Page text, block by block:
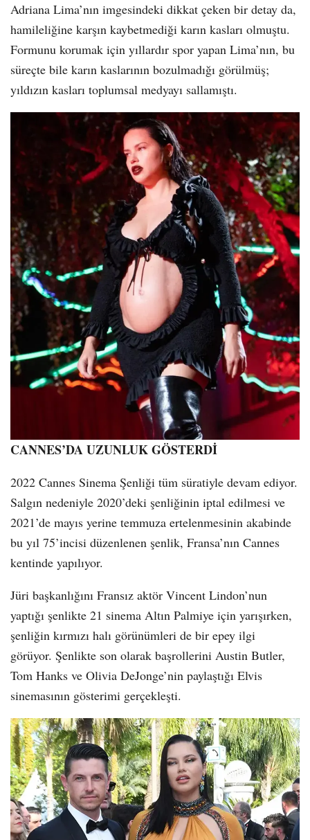
Adriana Lima’nın imgesindeki dikkat çeken bir detay da,
hamileliğine karşın kaybetmediği karın kasları olmuştu.
Formunu korumak için yıllardır spor yapan Lima’nın, bu
süreçte bile karın kaslarının bozulmadığı görülmüş;
yıldızın kasları toplumsal medyayı sallamıştı.
CANNES’DA UZUNLUK GÖSTERDİ
2022 Cannes Sinema Şenliği tüm süratiyle devam ediyor.
Salgın nedeniyle 2020’deki şenliğinin iptal edilmesi ve
2021’de mayıs yerine temmuza ertelenmesinin akabinde
bu yıl 75’incisi düzenlenen şenlik, Fransa’nın Cannes
kentinde yapılıyor.
Jüri başkanlığını Fransız aktör Vincent Lindon’nun
yaptığı şenlikte 21 sinema Altın Palmiye için yarışırken,
şenliğin kırmızı halı görünümleri de bir epey ilgi
görüyor. Şenlikte son olarak başrollerini Austin Butler,
Tom Hanks ve Olivia DeJonge’nin paylaştığı Elvis
sinemasının gösterimi gerçekleşti.